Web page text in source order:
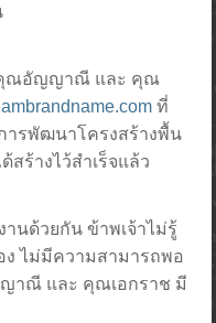
คุณอัญญาณี และ คุณ
ที่
ารพัฒนาโครงสร้างพื้น
ร้างไว้สำเร็จแล้ว
านด้วยกัน ข้าพเจ้าไม่รู้
ง ไม่มีความสามารถพอ
าณี และ คุณเอกราช มี